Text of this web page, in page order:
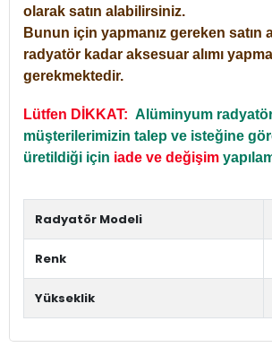
olarak satın alabilirsiniz.
Bunun için yapmanız gereken satın
radyatör kadar aksesuar alımı
gerekmektedir.
Lütfen DİKKAT: Alüminyum
müşterilerimizin talep ve isteğine
üretildiği için iade ve değişim
Radyatör Modeli
Renk
Yükseklik